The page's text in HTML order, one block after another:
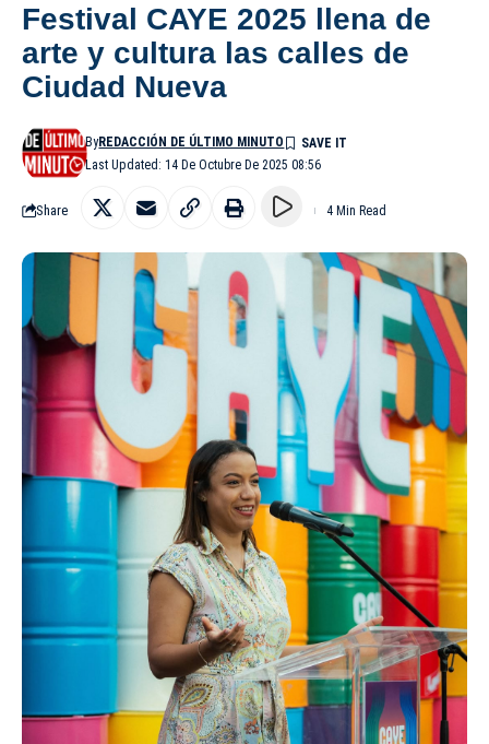
Festival CAYE 2025 llena de
arte y cultura las calles de
Ciudad Nueva
Last Updated: 14 De Octubre De 2025 08:56
ByREDACCIÓN DE ÚLTIMO MINUTO
Share 4 Min Read